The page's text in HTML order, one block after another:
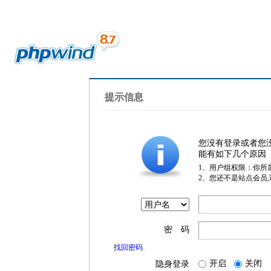
提示信息
您没有登录或者您
能有如下几个原因
1、用户组权限：你所
2、您还不是站点会员
密 码
找回密码
隐身登录 开启 关闭